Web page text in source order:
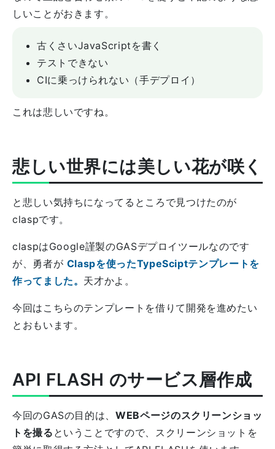
しいことがおきます。
古くさいJavaScriptを書く
テストできない
CIに乗っけられない（手デプロイ）
これは悲しいですね。
悲しい世界には美しい花が咲く
と悲しい気持ちになってるところで見つけたのが
claspです。
claspはGoogle謹製のGASデプロイツールなのです
が、勇者が Claspを使ったTypeSciptテンプレートを
作ってました。 天才かよ。
今回はこちらのテンプレートを借りて開発を進めたい
とおもいます。
API FLASH のサービス層作成
今回のGASの目的は、WEBページのスクリーンショッ
トを撮る ということですので、スクリーンショットを